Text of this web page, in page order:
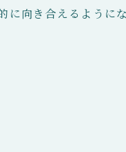
向き合えるように